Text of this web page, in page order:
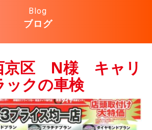
Blog
ブログ
京区 N様 キャリ
ックの車検